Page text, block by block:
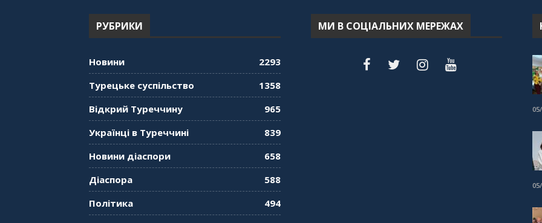
РУБРИКИ
Новини
2293
Турецьке суспільство
1358
Відкрий Туреччину
965
Українці в Туреччині
839
Новини діаспори
658
Діаспора
588
Політика
494
МИ В СОЦІАЛЬНИХ МЕРЕЖАХ